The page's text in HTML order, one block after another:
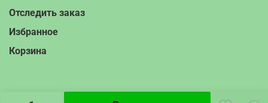
Отследить заказ
Избранное
Корзина